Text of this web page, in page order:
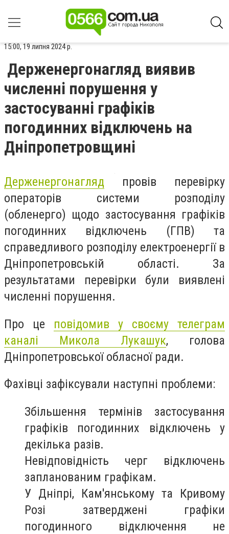
15:00, 19 липня 2024 р.
Держенергонагляд виявив
численні порушення у
застосуванні графіків
погодинних відключень на
Дніпропетровщині
Держенергонагляд провів перевірку
операторів системи розподілу
(обленерго) щодо застосування графіків
погодинних відключень (ГПВ) та
справедливого розподілу електроенергії в
Дніпропетровській області. За
результатами перевірки були виявлені
численні порушення.
Про це повідомив у своєму телеграм
каналі Микола Лукашук, голова
Дніпропетровської обласної ради.
Фахівці зафіксували наступні проблеми:
Збільшення термінів застосування
графіків погодинних відключень у
декілька разів.
Невідповідність черг відключень
запланованим графікам.
У Дніпрі, Кам'янському та Кривому
Розі затверджені графіки
погодинного відключення не